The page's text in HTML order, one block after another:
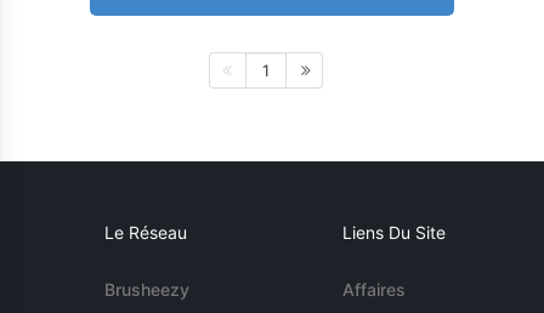
1
Le Réseau
Brusheezy
Liens Du Site
Affaires